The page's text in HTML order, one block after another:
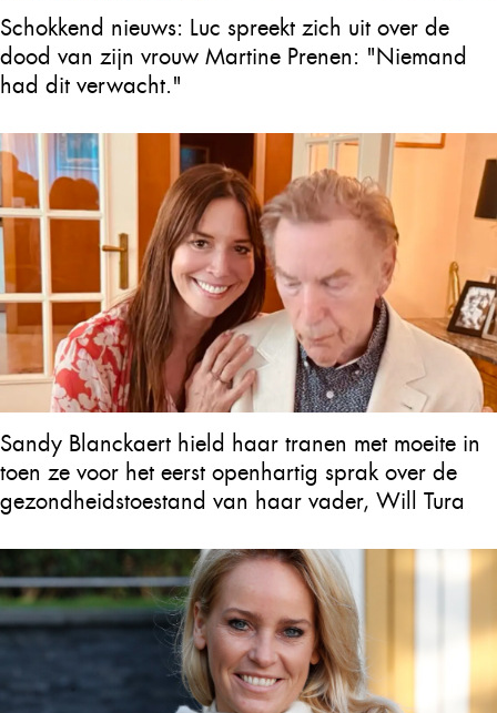
Schokkend nieuws: Luc spreekt zich uit over de
dood van zijn vrouw Martine Prenen: "Niemand
had dit verwacht."
Sandy Blanckaert hield haar tranen met moeite in
toen ze voor het eerst openhartig sprak over de
gezondheidstoestand van haar vader, Will Tura